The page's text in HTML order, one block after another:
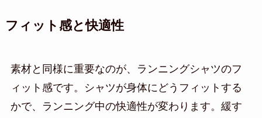
フィット感と快適性
素材と同様に重要なのが、ランニングシャツのフ
ィット感です。シャツが身体にどうフィットする
かで、ランニング中の快適性が変わります。緩す